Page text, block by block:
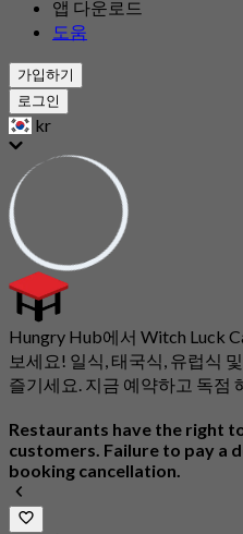
앱 다운로드
도움
가입하기
로그인
kr
Hungry Hub에서 Witch Luck
보세요! 일식, 태국식, 유럽식
즐기세요. 지금 예약하고 독점
Restaurants have the right
customers. Failure to pay a
booking cancellation.